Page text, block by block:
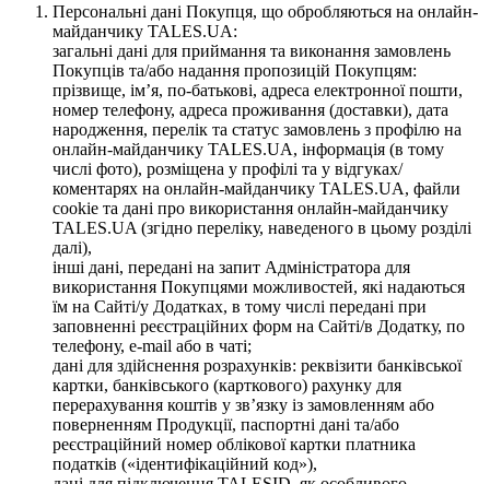
Персональні дані Покупця, що обробляються на онлайн-
майданчику TALES.UA:
загальні дані для приймання та виконання замовлень
Покупців та/або надання пропозицій Покупцям:
прізвище, ім’я, по-батькові, адреса електронної пошти,
номер телефону, адреса проживання (доставки), дата
народження, перелік та статус замовлень з профілю на
онлайн-майданчику TALES.UA, інформація (в тому
числі фото), розміщена у профілі та у відгуках/
коментарях на онлайн-майданчику TALES.UA, файли
cookie та дані про використання онлайн-майданчику
TALES.UA (згідно переліку, наведеного в цьому розділі
далі),
інші дані, передані на запит Адміністратора для
використання Покупцями можливостей, які надаються
їм на Сайті/у Додатках, в тому числі передані при
заповненні реєстраційних форм на Сайті/в Додатку, по
телефону, e-mail або в чаті;
дані для здійснення розрахунків: реквізити банківської
картки, банківського (карткового) рахунку для
перерахування коштів у зв’язку із замовленням або
поверненням Продукції, паспортні дані та/або
реєстраційний номер облікової картки платника
податків («ідентифікаційний код»),